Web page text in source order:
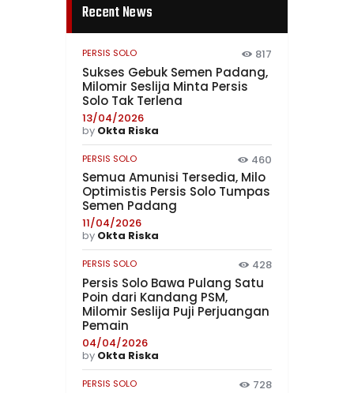
Recent News
PERSIS SOLO 817
Sukses Gebuk Semen Padang,
Milomir Seslija Minta Persis
Solo Tak Terlena
13/04/2026
by Okta Riska
PERSIS SOLO 460
Semua Amunisi Tersedia, Milo
Optimistis Persis Solo Tumpas
Semen Padang
11/04/2026
by Okta Riska
PERSIS SOLO 428
Persis Solo Bawa Pulang Satu
Poin dari Kandang PSM,
Milomir Seslija Puji Perjuangan
Pemain
04/04/2026
by Okta Riska
PERSIS SOLO 728